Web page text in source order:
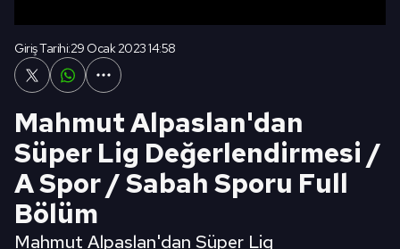
Giriş Tarihi:29 Ocak 2023 14:58
Mahmut Alpaslan'dan
Süper Lig Değerlendirmesi /
A Spor / Sabah Sporu Full
Bölüm
Mahmut Alpaslan'dan Süper Lig